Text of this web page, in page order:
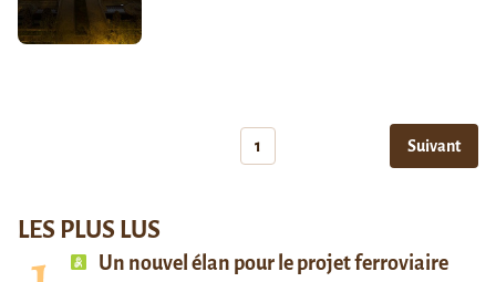
1 Suivant
LES PLUS LUS
Un nouvel élan pour le projet ferroviaire